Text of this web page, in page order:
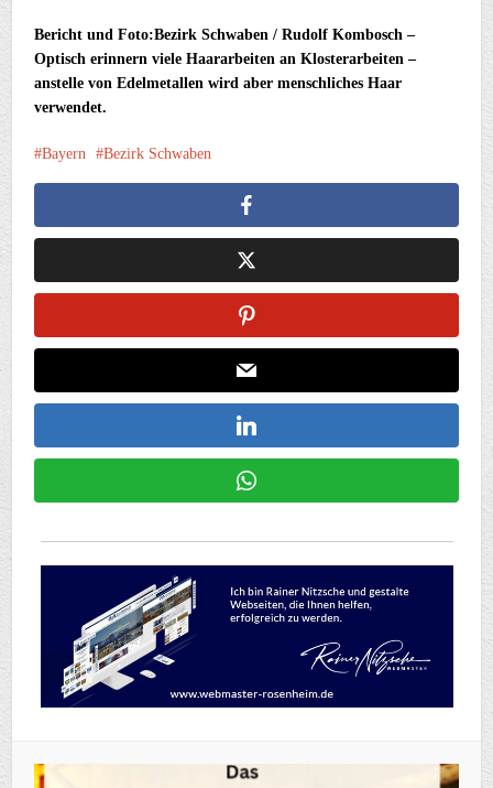
Bericht und Foto:Bezirk Schwaben / Rudolf Kombosch –
Optisch erinnern viele Haararbeiten an Klosterarbeiten –
anstelle von Edelmetallen wird aber menschliches Haar
verwendet.
Bayern Bezirk Schwaben